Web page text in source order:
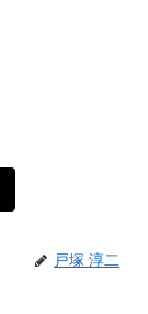
戸塚 淳二